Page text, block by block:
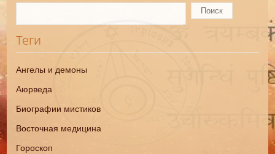
Теги
Ангелы и демоны
Аюрведа
Биографии мистиков
Восточная медицина
Гороскоп